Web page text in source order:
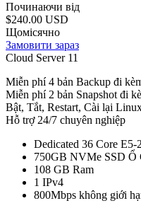
Починаючи від
$240.00 USD
Щомісячно
Замовити зараз
Cloud Server 11
Miễn phí 4 bản Backup đi
Miễn phí 2 bản Snapshot đi
Bật, Tắt, Restart, Cài lại
Hỗ trợ 24/7 chuyên nghiệp
Dedicated 36 Core E5-
750GB NVMe SSD Ổ
108 GB Ram
1 IPv4
800Mbps không giới